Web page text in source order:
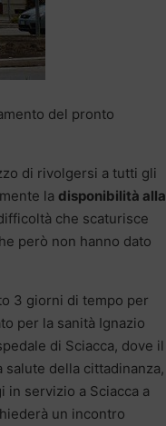
del pronto
di rivolgersi a tutti gli
la disponibilità alla
che scaturisce
però non hanno dato
3 giorni di tempo per
per la sanità Ignazio
di Sciacca, dove il
della cittadinanza,
servizio a Sciacca a
un incontro